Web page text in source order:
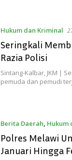
Hukum dan Kriminal
Seringkali
Razia Polisi
Sintang-Kalbar, JKM |
pemuda dan pemudi
Berita Daerah, Hukum
Polres Melawi
Januari Hingga